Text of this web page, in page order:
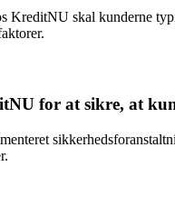
KreditNU skal kunderne
for at sikre, at